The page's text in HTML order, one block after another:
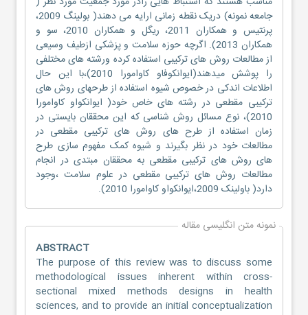
جامعه نمونه) دریک نقطه زمانی ارایه می دهند( بولینگ 2009،
پرنتیس و همکاران 2011، ریگل و همکاران 2010، سو و
همکاران 2013). اگرچه حوزه سلامت و پزشکی ازطیف وسیعی
از مطالعات روش های ترکیبی استفاده کرده ورشته های مختلفی
را پوشش میدهند(ایوانکوفاو کاوامورا 2010)،با این حال
اطلاعات اندکی در خصوص شیوه استفاده از طرحهای روش های
ترکیبی مقطعی در رشته های خاص خود( ایوانکواو کاوامورا
2010)، نوع مسائل روش شناسی که این محققان بایستی در
زمان استفاده از طرح های روش های ترکیبی مقطعی در
مطالعات خود در نظر بگیرند و شیوه کمک مفهوم سازی طرح
های روش های ترکیبی مقطعی به محققان مبتدی در انجام
مطالعات روش های ترکیبی مقطعی در علوم سلامت ،وجود
دارد( باولینک 2009،ایوانکواو کاوامورا 2010).
نمونه متن انگلیسی مقاله
ABSTRACT
The purpose of this review was to discuss some
methodological issues inherent within cross-
sectional mixed methods designs in health
sciences, and to provide an initial conceptualization